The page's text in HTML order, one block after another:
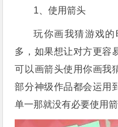
1、使用箭头
玩你画我猜游戏
多，如果想让对方更容
可以画箭头使用你画我
部分神级作品都会运用
单一那就没有必要使用箭